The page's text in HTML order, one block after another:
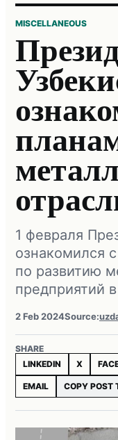
MISCELLANEOUS
1 февраля
ознакомился
по развитию
предприятий
2 Feb 2024Source:
SHARE
LINKEDIN
X
EMAIL COPY POST